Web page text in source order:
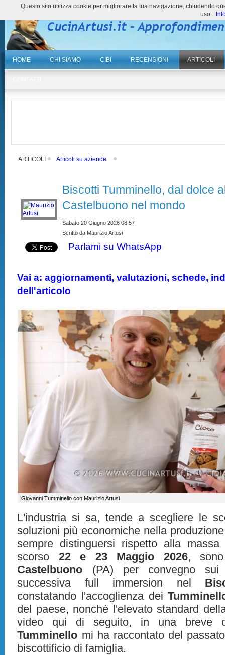
HOME CHI SIAMO CIBI RECENSIONI ARTICOLI
ARTICOLI Articoli su aziende
Biscotti Tumminello, dal dolce
Castelbuono nel mondo
Sabato 20 Giugno 2026 08:57
Scritto da Maurizio Artusi
Parlami su WhatsApp
Vai a: aggiornamenti, valutazioni, schede,
dell'articolo
Giovanni Tumminello con Maurizio Artusi
L'industria si sa, tende a scegliere le
soluzioni più economiche nella
sempre distinguersi rispetto alla
scorso 22 e 23 Maggio 2026,
Castelbuono (PA) per convegno
successiva full immersion nel
constatando l'accoglienza dei
del paese, nonchè l'elevato standard
video qui di seguito, in una breve
Tumminello mi ha raccontato del
biscottificio di famiglia.
Questo sito utilizza cookie per migliorare la tua navigazione, chiudendo
uso.